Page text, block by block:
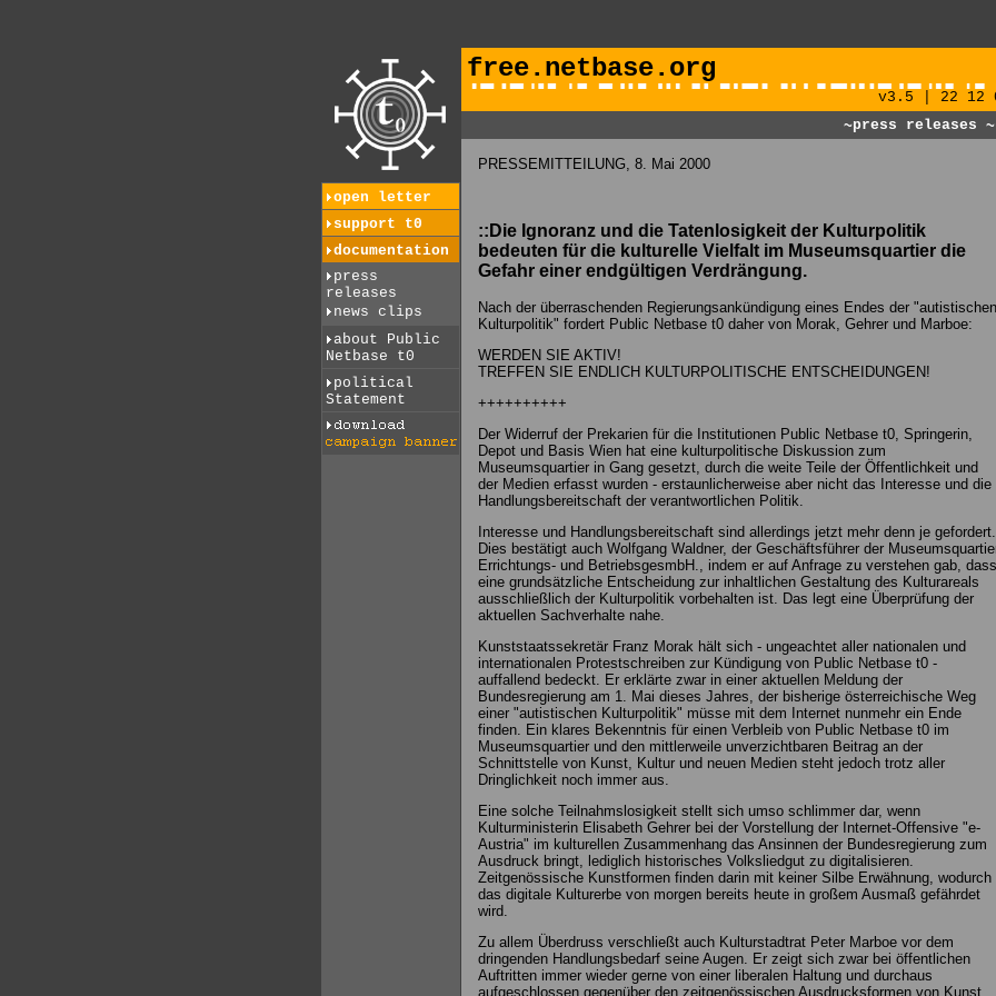
open letter
support t0
documentation
press
releases
news clips
about Public
Netbase t0
political
Statement
free.netbase.org
v3.5 | 22 12
~press releases ~
PRESSEMITTEILUNG, 8. Mai 2000
::Die Ignoranz und die Tatenlosigkeit der Kulturpolitik
bedeuten für die kulturelle Vielfalt im Museumsquartier die
Gefahr einer endgültigen Verdrängung.
Nach der überraschenden Regierungsankündigung eines Endes der "autistischen
Kulturpolitik" fordert Public Netbase t0 daher von Morak, Gehrer und Marboe:
WERDEN SIE AKTIV!
TREFFEN SIE ENDLICH KULTURPOLITISCHE ENTSCHEIDUNGEN!
++++++++++
Der Widerruf der Prekarien für die Institutionen Public Netbase t0, Springerin,
Depot und Basis Wien hat eine kulturpolitische Diskussion zum
Museumsquartier in Gang gesetzt, durch die weite Teile der Öffentlichkeit und
der Medien erfasst wurden - erstaunlicherweise aber nicht das Interesse und die
Handlungsbereitschaft der verantwortlichen Politik.
Interesse und Handlungsbereitschaft sind allerdings jetzt mehr denn je gefordert.
Dies bestätigt auch Wolfgang Waldner, der Geschäftsführer der
Errichtungs- und BetriebsgesmbH., indem er auf Anfrage zu verstehen gab, dass
eine grundsätzliche Entscheidung zur inhaltlichen Gestaltung des Kulturareals
ausschließlich der Kulturpolitik vorbehalten ist. Das legt eine Überprüfung der
aktuellen Sachverhalte nahe.
Kunststaatssekretär Franz Morak hält sich - ungeachtet aller nationalen und
internationalen Protestschreiben zur Kündigung von Public Netbase t0 -
auffallend bedeckt. Er erklärte zwar in einer aktuellen Meldung der
Bundesregierung am 1. Mai dieses Jahres, der bisherige österreichische Weg
einer "autistischen Kulturpolitik" müsse mit dem Internet nunmehr ein Ende
finden. Ein klares Bekenntnis für einen Verbleib von Public Netbase t0 im
Museumsquartier und den mittlerweile unverzichtbaren Beitrag an der
Schnittstelle von Kunst, Kultur und neuen Medien steht jedoch trotz aller
Dringlichkeit noch immer aus.
Eine solche Teilnahmslosigkeit stellt sich umso schlimmer dar, wenn
Kulturministerin Elisabeth Gehrer bei der Vorstellung der Internet-Offensive "e-
Austria" im kulturellen Zusammenhang das Ansinnen der Bundesregierung zum
Ausdruck bringt, lediglich historisches Volksliedgut zu digitalisieren.
Zeitgenössische Kunstformen finden darin mit keiner Silbe Erwähnung, wodurch
das digitale Kulturerbe von morgen bereits heute in großem Ausmaß gefährdet
wird.
Zu allem Überdruss verschließt auch Kulturstadtrat Peter Marboe vor dem
dringenden Handlungsbedarf seine Augen. Er zeigt sich zwar bei öffentlichen
Auftritten immer wieder gerne von einer liberalen Haltung und durchaus
aufgeschlossen gegenüber den zeitgenössischen Ausdrucksformen von Kunst